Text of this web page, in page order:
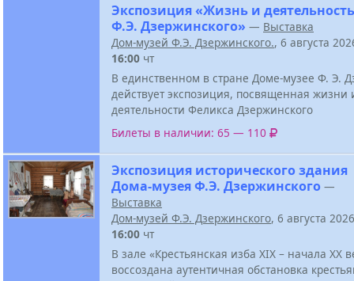
Экспозиция «Жизнь и деятельность
Ф.Э. Дзержинского» — Выставка
Дом-музей Ф.Э. Дзержинского., 6 августа
16:00 чт
В единственном в стране Доме-музее Ф. Э.
действует экспозиция, посвященная жизни
деятельности Феликса Дзержинского
Билеты в наличии: 65 — 110
Экспозиция исторического здания
Дома-музея Ф.Э. Дзержинского —
Выставка
Дом-музей Ф.Э. Дзержинского, 6 августа
16:00 чт
В зале «Крестьянская изба XIX – начала XX
воссоздана аутентичная обстановка